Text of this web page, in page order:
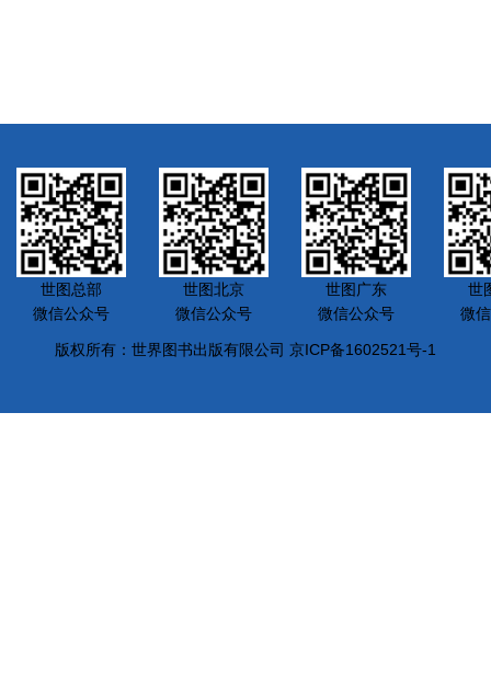
世图总部
微信公众号
世图北京
微信公众号
世图广东
微信公众号
世
微
版权所有：世界图书出版有限公司 京ICP备1602521号-1